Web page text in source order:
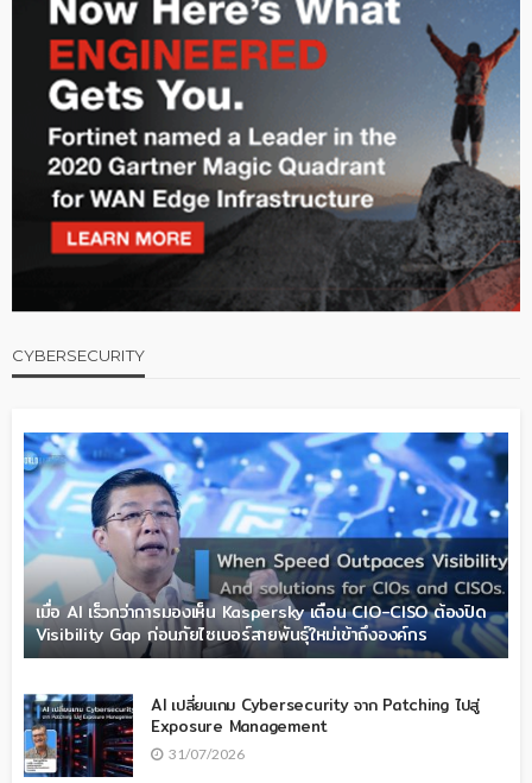
CYBERSECURITY
เมื่อ AI เร็วกว่าการมองเห็น Kaspersky เตือน CIO-CISO ต้องปิด
Visibility Gap ก่อนภัยไซเบอร์สายพันธุ์ใหม่เข้าถึงองค์กร
AI เปลี่ยนเกม Cybersecurity จาก Patching ไปสู่
Exposure Management
31/07/2026